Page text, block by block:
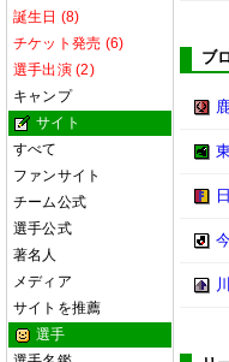
誕生日 (8)
チケット発売 (6)
選手出演 (2)
キャンプ
サイト
すべて
ファンサイト
チーム公式
選手公式
著名人
メディア
サイトを推薦
選手
ブ